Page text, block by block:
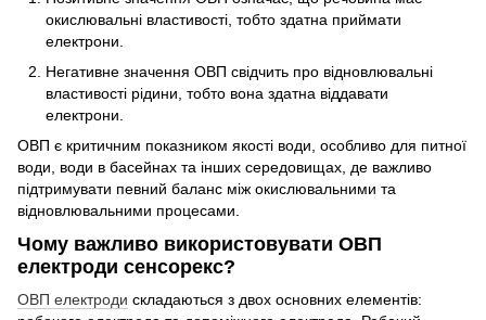
окислювальні властивості, тобто здатна приймати
електрони.
Негативне значення ОВП свідчить про відновлювальні
властивості рідини, тобто вона здатна віддавати
електрони.
ОВП є критичним показником якості води, особливо для питної
води, води в басейнах та інших середовищах, де важливо
підтримувати певний баланс між окислювальними та
відновлювальними процесами.
Чому важливо використовувати ОВП
електроди сенсорекс?
ОВП електроди складаються з двох основних елементів: